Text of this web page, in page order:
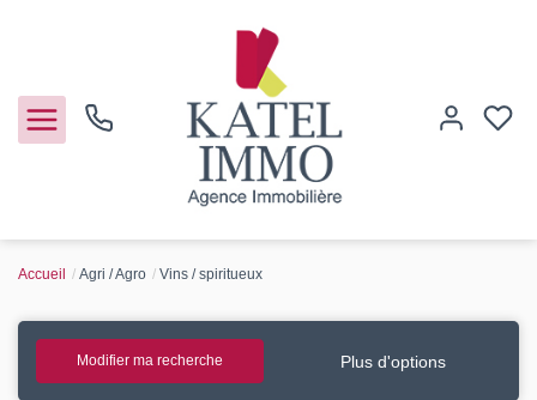
Vendre
Accueil Agri / Agro Vins / spiritueux
Modifier ma recherche Plus d'options